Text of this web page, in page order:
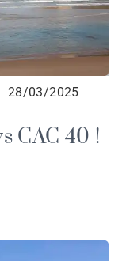
28/03/2025
CAC 40 !